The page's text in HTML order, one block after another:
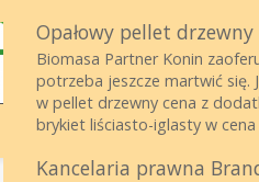
Opałowy pellet
Biomasa Partner Konin
potrzeba jeszcze martwić się.
w pellet drzewny cena z
brykiet liściasto-iglasty w cena
Kancelaria prawna